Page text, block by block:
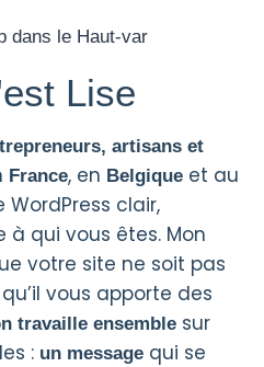
Lise
artisans et
France, en Belgique et au
WordPress clair,
qui vous êtes. Mon
votre site ne soit pas
vous apporte des
travaille ensemble sur
: un message qui se